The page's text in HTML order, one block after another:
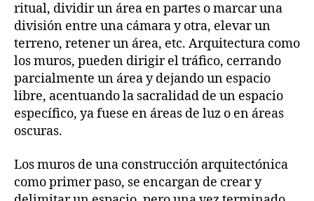
ritual, dividir un área en partes o marcar una
división entre una cámara y otra, elevar un
terreno, retener un área, etc. Arquitectura como
los muros, pueden dirigir el tráfico, cerrando
parcialmente un área y dejando un espacio
libre, acentuando la sacralidad de un espacio
específico, ya fuese en áreas de luz o en áreas
oscuras.
Los muros de una construcción arquitectónica
como primer paso, se encargan de crear y